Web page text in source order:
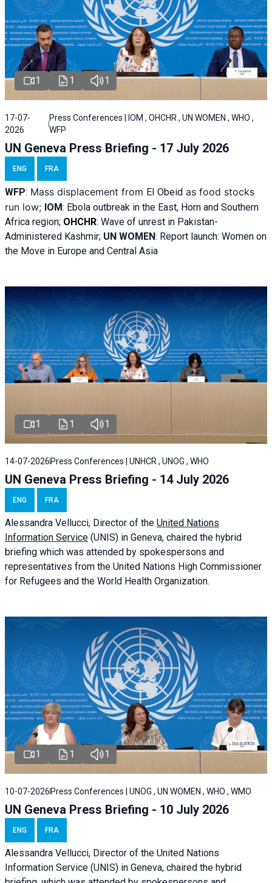
1 1 1
17-07-
2026
Press Conferences | IOM , OHCHR , UN WOMEN , WHO ,
WFP
UN Geneva Press Briefing - 17 July 2026
ENG FRA
WFP: Mass displacement from El Obeid as food stocks
run low; IOM: Ebola outbreak in the East, Horn and Southern
Africa region; OHCHR: Wave of unrest in Pakistan-
Administered Kashmir; UN WOMEN: Report launch: Women on
the Move in Europe and Central Asia
1 1 1
14-07-2026 Press Conferences | UNHCR , UNOG , WHO
UN Geneva Press Briefing - 14 July 2026
ENG FRA
Alessandra Vellucci, Director of the United Nations
Information Service (UNIS) in Geneva, chaired the hybrid
briefing which was attended by spokespersons and
representatives from the United Nations High Commissioner
for Refugees and the World Health Organization.
1 1 1
10-07-2026 Press Conferences | UNOG , UN WOMEN , WHO , WMO
UN Geneva Press Briefing - 10 July 2026
ENG FRA
Alessandra Vellucci, Director of the United Nations
Information Service (UNIS) in Geneva, chaired the hybrid